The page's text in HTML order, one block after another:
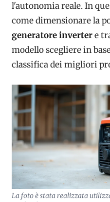
l'autonomia reale. In
come dimensionare la
generatore invertere
modello scegliere in
classifica dei migliori
La foto è stata realizzata